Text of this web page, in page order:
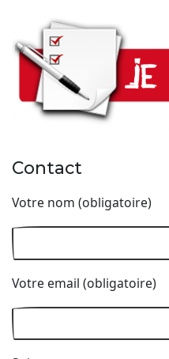
Contact
Votre nom (obligatoire)
Votre email (obligatoire)